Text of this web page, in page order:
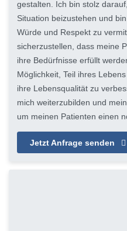
gestalten. Ich bin stolz
Situation beizustehen und
Würde und Respekt zu
sicherzustellen, dass meine
ihre Bedürfnisse erfüllt
Möglichkeit, Teil ihres
ihre Lebensqualität zu
mich weiterzubilden und
um meinen Patienten einen
Jetzt Anfrage senden